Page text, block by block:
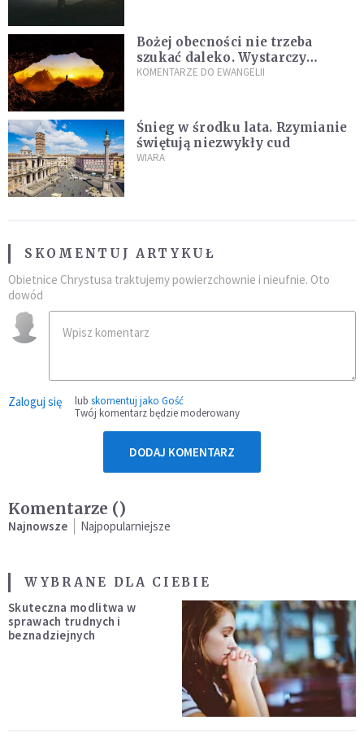
Bożej obecności nie trzeba
szukać daleko. Wystarczy
nauczyć się słuchać
KOMENTARZE DO EWANGELII
Śnieg w środku lata. Rzymianie
świętują niezwykły cud
WIARA
SKOMENTUJ ARTYKUŁ
Obietnice Chrystusa traktujemy powierzchownie i nieufnie. Oto
dowód
Zaloguj się lub skomentuj jako Gość
Twój komentarz będzie moderowany
DODAJ KOMENTARZ
Komentarze ()
Najnowsze Najpopularniejsze
WYBRANE DLA CIEBIE
Skuteczna modlitwa w
sprawach trudnych i
beznadziejnych